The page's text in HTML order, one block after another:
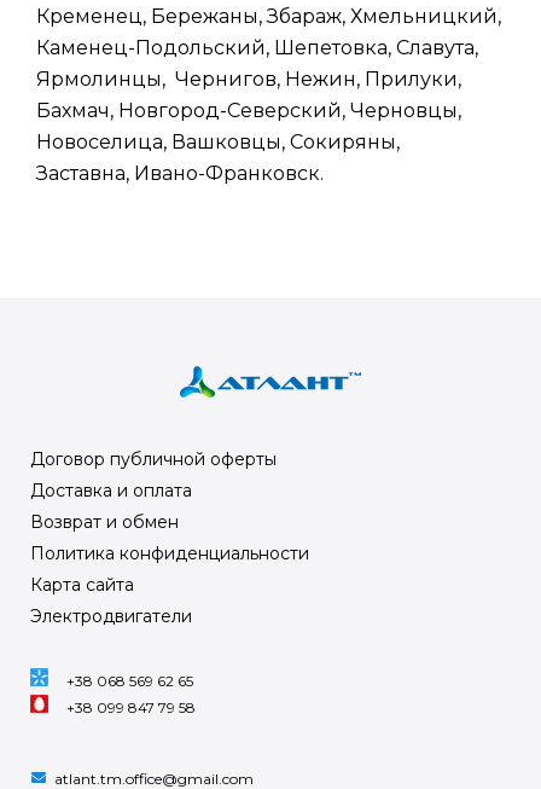
Кременец, Бережаны, Збараж, Хмельницкий,
Каменец-Подольский, Шепетовка, Славута,
Ярмолинцы, Чернигов, Нежин, Прилуки,
Бахмач, Новгород-Северский, Черновцы,
Новоселица, Вашковцы, Сокиряны,
Заставна, Ивано-Франковск.
Договор публичной оферты
Доставка и оплата
Возврат и обмен
Политика конфиденциальности
Карта сайта
Электродвигатели
+38 068 569 62 65
+38 099 847 79 58
atlant.tm.office@gmail.com